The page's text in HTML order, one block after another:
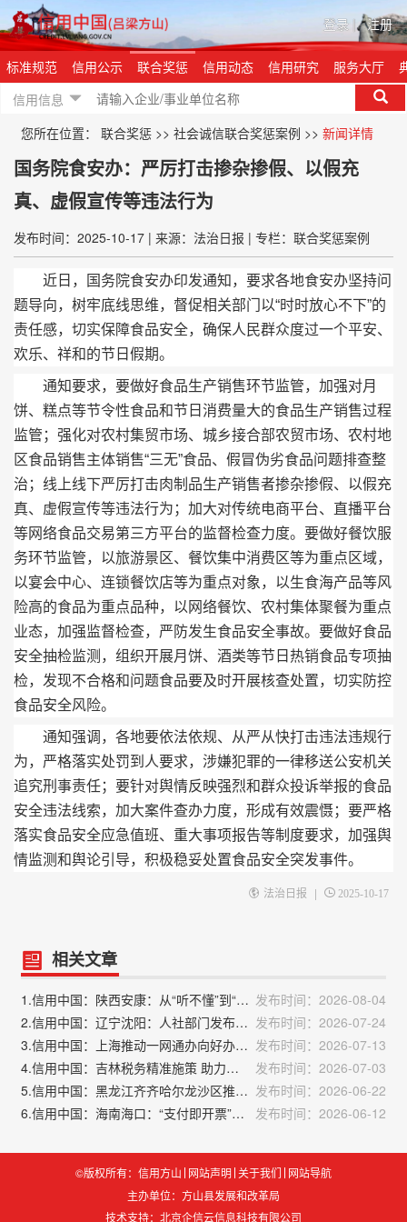
登录 | 注册
标准规范 信用公示 联合奖惩 信用动态 信用研究 服务大厅
信用信息
您所在位置： 联合奖惩 >> 社会诚信联合奖惩案例 >> 新闻详情
国务院食安办：严厉打击掺杂掺假、以假充
真、虚假宣传等违法行为
发布时间：2025-10-17 | 来源：法治日报 | 专栏：联合奖惩案例
近日，国务院食安办印发通知，要求各地食安办坚持问
题导向，树牢底线思维，督促相关部门以“时时放心不下”的
责任感，切实保障食品安全，确保人民群众度过一个平安、
欢乐、祥和的节日假期。
通知要求，要做好食品生产销售环节监管，加强对月
饼、糕点等节令性食品和节日消费量大的食品生产销售过程
监管；强化对农村集贸市场、城乡接合部农贸市场、农村地
区食品销售主体销售“三无”食品、假冒伪劣食品问题排查整
治；线上线下严厉打击肉制品生产销售者掺杂掺假、以假充
真、虚假宣传等违法行为；加大对传统电商平台、直播平台
等网络食品交易第三方平台的监督检查力度。要做好餐饮服
务环节监管，以旅游景区、餐饮集中消费区等为重点区域，
以宴会中心、连锁餐饮店等为重点对象，以生食海产品等风
险高的食品为重点品种，以网络餐饮、农村集体聚餐为重点
业态，加强监督检查，严防发生食品安全事故。要做好食品
安全抽检监测，组织开展月饼、酒类等节日热销食品专项抽
检，发现不合格和问题食品要及时开展核查处置，切实防控
食品安全风险。
通知强调，各地要依法依规、从严从快打击违法违规行
为，严格落实处罚到人要求，涉嫌犯罪的一律移送公安机关
追究刑事责任；要针对舆情反映强烈和群众投诉举报的食品
安全违法线索，加大案件查办力度，形成有效震慑；要严格
落实食品安全应急值班、重大事项报告等制度要求，加强舆
情监测和舆论引导，积极稳妥处置食品安全突发事件。
法治日报 | 2025-10-17
相关文章
1.信用中国：陕西安康：从“听不懂”到“记得牢”，让信用意识扎根乡土 发布时间：2026-08-04
2.信用中国：辽宁沈阳：人社部门发布优化提升营商环境19项举措 发布时间：2026-07-24
3.信用中国：上海推动一网通办向好办智办升级：从企业群众评价中找到发力方向 发布时间：2026-07-13
4.信用中国：吉林税务精准施策 助力企业信用提档升级
发布时间：2026-07-03
5.信用中国：黑龙江齐齐哈尔龙沙区推动物业服务提质 发布时间：2026-06-22
6.信用中国：海南海口：“支付即开票”开启合规消费便民新场景
发布时间：2026-06-12
©版权所有：信用方山 网站声明 关于我们 网站导航
主办单位：方山县发展和改革局
技术支持： 北京企信云信息科技有限公司